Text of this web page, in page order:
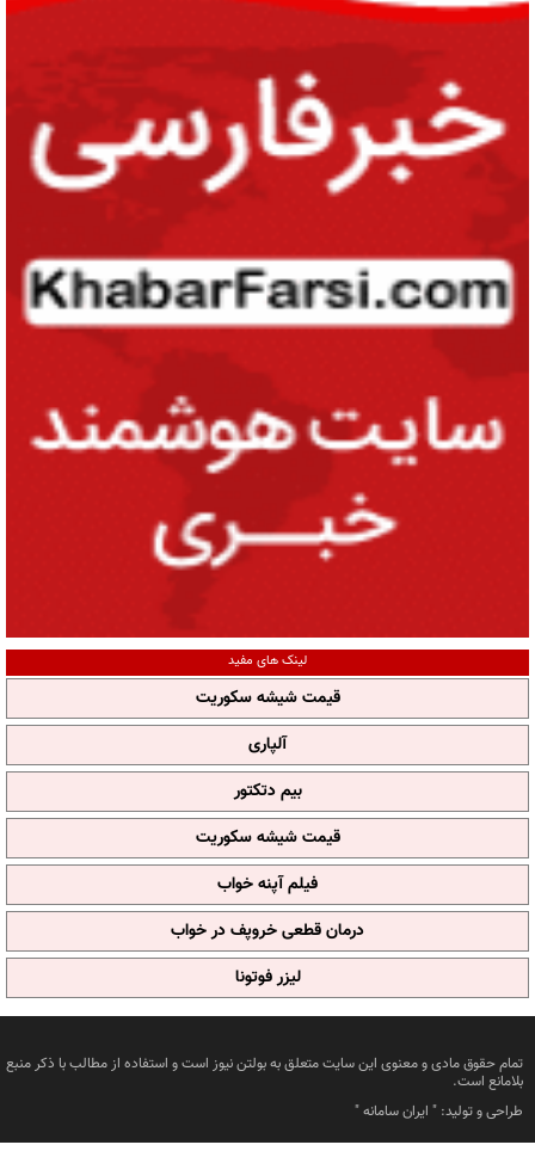
لینک های مفید
قیمت شیشه سکوریت
آلپاری
بیم دتکتور
قیمت شیشه سکوریت
فیلم آپنه خواب
درمان قطعی خروپف در خواب
لیزر فوتونا
تمام حقوق مادی و معنوی این سایت متعلق به بولتن نیوز است و استفاده از مطالب با ذکر منبع
بلامانع است.
طراحی و تولید: " ایران سامانه"